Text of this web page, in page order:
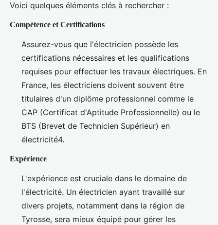
Voici quelques éléments clés à rechercher :
Compétence et Certifications
Assurez-vous que l'électricien possède les
certifications nécessaires et les qualifications
requises pour effectuer les travaux électriques. En
France, les électriciens doivent souvent être
titulaires d'un diplôme professionnel comme le
CAP (Certificat d'Aptitude Professionnelle) ou le
BTS (Brevet de Technicien Supérieur) en
électricité4.
Expérience
L'expérience est cruciale dans le domaine de
l'électricité. Un électricien ayant travaillé sur
divers projets, notamment dans la région de
Tyrosse, sera mieux équipé pour gérer les